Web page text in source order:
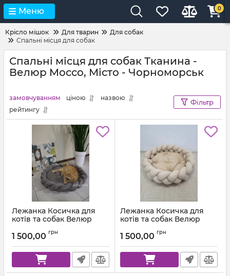
Меню 0
Крісло мішок Для тварин
Для собак
Спальні місця для собак
Спальні місця для собак Тканина -
Велюр Mocco, Місто - Чорноморськ
замовчуванням ціною
назвою
рейтингу
Фільтр
Лежанка Косичка для
котів та собак Велюр
1 500,00 грн
Лежанка Косичка для
котів та собак Велюр
1 500,00 грн